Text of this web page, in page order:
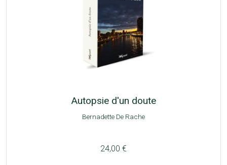
Autopsie d'un doute
Bernadette De Rache
24,00 €